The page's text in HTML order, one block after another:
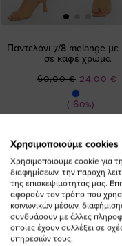
Παντελόνι 7/8 melange με
σε καφέ χρώμα
(-60%)
Ειδική
Τιμή
24,00 €
60,00 €
SALE
Χρησιμοποιούμε cookies
Χρησιμοποιούμε cookie για
διαφημίσεων, την παροχή
της επισκεψιμότητάς μας.
αφορούν τον τρόπο που
κοινωνικών μέσων,
συνδυάσουν με άλλες
οποίες έχουν συλλέξει σε
υπηρεσιών τους.